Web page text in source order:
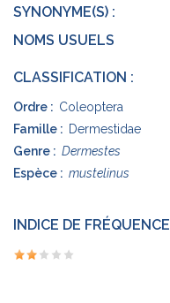
SYNONYME(S) :
NOMS USUELS
CLASSIFICATION :
Ordre : Coleoptera
Famille : Dermestidae
Genre : Dermestes
Espèce : mustelinus
INDICE DE